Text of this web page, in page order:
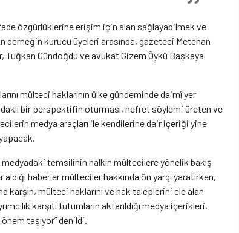
özgürlüklerine erişim için alan sağlayabilmek ve
kurucu üyeleri arasında, gazeteci Metehan
Gündoğdu ve avukat Gizem Öykü Başkaya
mülteci haklarının ülke gündeminde daimî yer
bir perspektifin oturması, nefret söylemi üreten ve
medya araçları ile kendilerine dair içeriği yine
medyadaki temsilinin halkın mültecilere yönelik bakış
haberler mülteciler hakkında ön yargı yaratırken,
karşın, mülteci haklarını ve hak taleplerini ele alan
karşıtı tutumların aktarıldığı medya içerikleri,
taşıyor” denildi.